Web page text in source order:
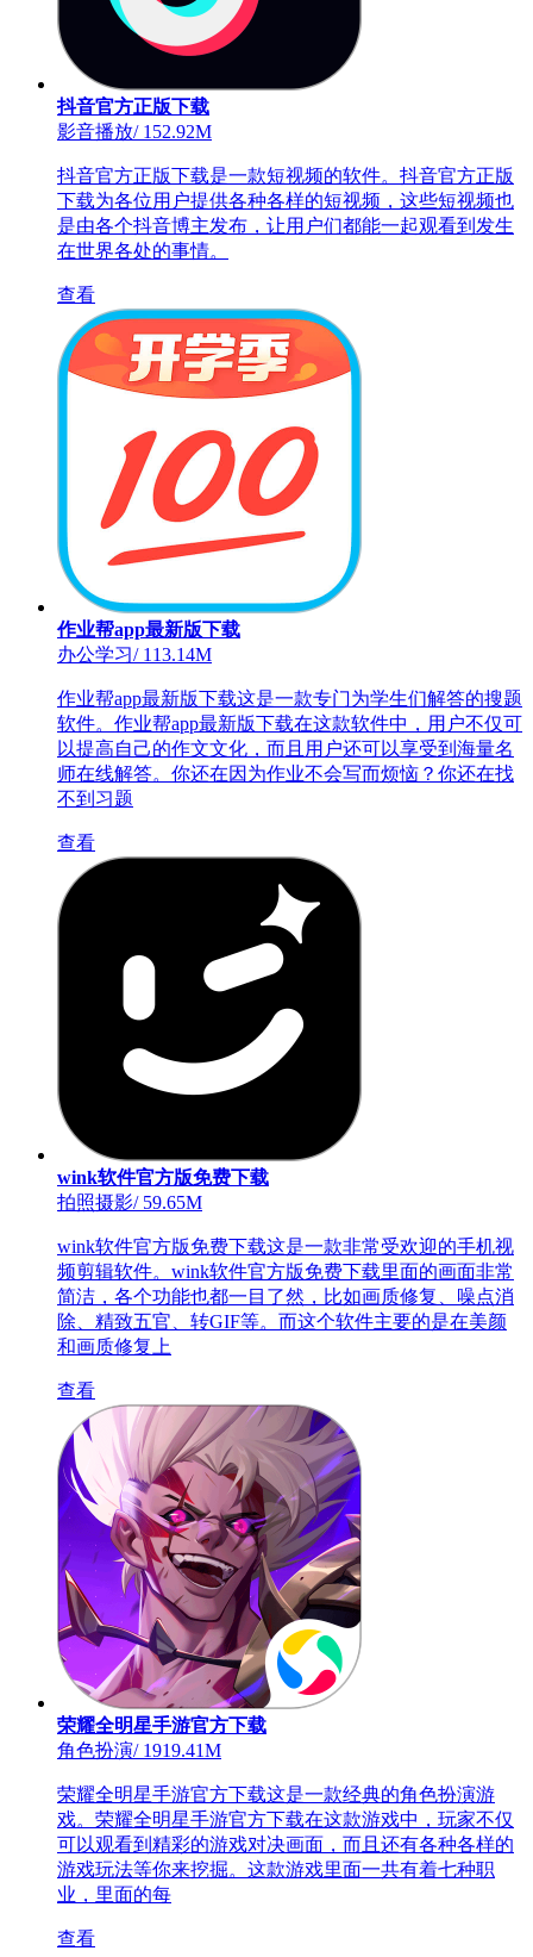
抖音官方正版下载
影音播放/152.92M
抖音官方正版下载是一款短视频的软件。抖音官方正版
下载为各位用户提供各种各样的短视频，这些短视频也
是由各个抖音博主发布，让用户们都能一起观看到发生
在世界各处的事情。
查看
作业帮app最新版下载
办公学习/113.14M
作业帮app最新版下载这是一款专门为学生们解答的搜题
软件。作业帮app最新版下载在这款软件中，用户不仅可
以提高自己的作文文化，而且用户还可以享受到海量名
师在线解答。你还在因为作业不会写而烦恼？你还在找
不到习题
查看
wink软件官方版免费下载
拍照摄影/59.65M
wink软件官方版免费下载这是一款非常受欢迎的手机视
频剪辑软件。wink软件官方版免费下载里面的画面非常
简洁，各个功能也都一目了然，比如画质修复、噪点消
除、精致五官、转GIF等。而这个软件主要的是在美颜
和画质修复上
查看
荣耀全明星手游官方下载
角色扮演/1919.41M
荣耀全明星手游官方下载这是一款经典的角色扮演游
戏。荣耀全明星手游官方下载在这款游戏中，玩家不仅
可以观看到精彩的游戏对决画面，而且还有各种各样的
游戏玩法等你来挖掘。这款游戏里面一共有着七种职
业，里面的每
查看